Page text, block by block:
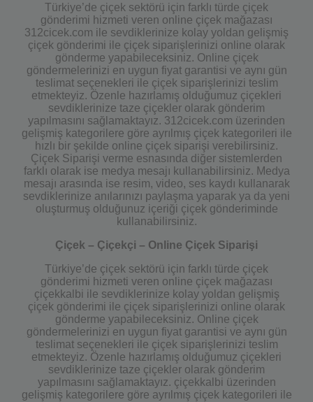
Türkiye’de çiçek sektörü için farklı türde çiçek
gönderimi hizmeti veren online çiçek mağazası
312cicek.com ile sevdiklerinize kolay yoldan gelişmiş
çiçek gönderimi ile çiçek siparişlerinizi online olarak
gönderme yapabileceksiniz. Online çiçek
göndermelerinizi en uygun fiyat garantisi ve aynı gün
teslimat seçenekleri ile çiçek siparişlerinizi teslim
etmekteyiz. Özenle hazırlamış olduğumuz çiçekleri
sevdiklerinize taze çiçekler olarak gönderim
yapılmasını sağlamaktayız. 312cicek.com üzerinden
gelişmiş kategorilere göre ayrılmış çiçek kategorileri ile
hızlı bir şekilde online çiçek siparişi verebilirsiniz.
Çiçek Siparişi verme esnasında diğer sistemlerden
farklı olarak ise medya mesajı kullanabilirsiniz. Medya
mesajı arasında ise resim, video, ses kaydı kullanarak
sevdiklerinize anılarınızı paylaşma yaparak ya da yeni
oluşturmuş olduğunuz içeriği çiçek gönderiminde
kullanabilirsiniz.
Çiçek – Çiçekçi – Online Çiçek Siparişi
Türkiye’de çiçek sektörü için farklı türde çiçek
gönderimi hizmeti veren online çiçek mağazası
çiçekkalbi ile sevdiklerinize kolay yoldan gelişmiş
çiçek gönderimi ile çiçek siparişlerinizi online olarak
gönderme yapabileceksiniz. Online çiçek
göndermelerinizi en uygun fiyat garantisi ve aynı gün
teslimat seçenekleri ile çiçek siparişlerinizi teslim
etmekteyiz. Özenle hazırlamış olduğumuz çiçekleri
sevdiklerinize taze çiçekler olarak gönderim
yapılmasını sağlamaktayız. çiçekkalbi üzerinden
gelişmiş kategorilere göre ayrılmış çiçek kategorileri ile